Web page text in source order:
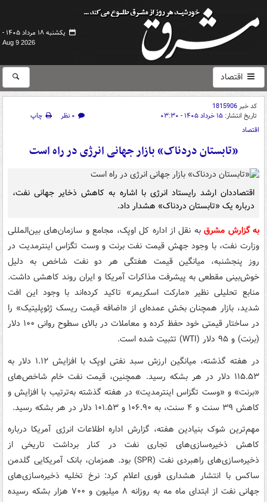
یکشنبه ۱۸ مرداد ۱۴۰۵ -
Aug 9 2026
اقتصاد
کد خبر1815906
تاریخ انتشار: ۱۵ خرداد ۱۴۰۵ - ۰۳:۳۰ ۰ نظر
چاپ
اقتصاد
«تابستان دردناک» بازار جهانی انرژی در راه است
اقتصاددان ارشد رایستاد انرژی با اشاره به کاهش ذخایر جهانی نفت،
درباره یک «تابستان دردناک» هشدار داد.
به گزارش مشرقبه نقل از اداره کل اوپک، مجامع و سازمان‌های بین‌المللی
وزارت نفت، با وجود جهش قیمت نفت برنت و وست تگزاس اینترمدیت در
روز پنجشنبه، میانگین قیمت هفتگی هر دو نفت شاخص به دلیل
خوش‌بینی مقطعی به پیشرفت مذاکرات آمریکا و ایران روند کاهشی داشت.
منابع تحلیلی نظیر «مارکت اسکریمر» تاکید کرده‌اند با وجود این افت
شدید، بازار همچنان بخش عمده‌ای از «اضافه قیمت ریسک ژئوپلیتیک» را
در ساختار قیمتی خود حفظ کرده و معاملات در بالای سطوح روانی ۱۰۰ دلار
(برنت) و ۹۵ دلار (WTI) تثبیت شده است.
در هفته گذشته، میانگین ارزش سبد نفتی اوپک با افزایش ۱.۱۲ دلار به
۱۱۵.۵۳ دلار در هر بشکه رسید. همچنین، قیمت نفت خام شاخص‌های
«برنت» و «وست تگزاس اینترمدیت» در هفته گذشته به‌ترتیب با افزایش و
کاهش ۳۹ سنت و ۴ سنت، به ۱۰۶.۹۰ و ۱۰۱.۵۳ دلار در هر بشکه رسید.
مهم‌ترین شوک بنیادین هفته، گزارش اداره اطلاعات انرژی آمریکا درباره
کاهش ذخیره‌سازی‌های تجاری نفت در کنار برداشت تاریخی از
ذخیره‌سازی‌های راهبردی نفت (SPR) بود. همزمان، بانک آمریکایی گلدمن
ساکس با انتشار هشداری فوری اعلام کرد: نرخ تخلیه ذخیره‌سازی‌های
جهانی نفت از ابتدای ماه مه به روزانه ۸ میلیون و ۷۰۰ هزار بشکه رسیده